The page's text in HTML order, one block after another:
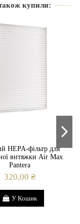
Україна
Підлокітник
також купили:
HEPA-фільтр для
витяжки Air Max
Pantera
320,00 ₴
У Кошик